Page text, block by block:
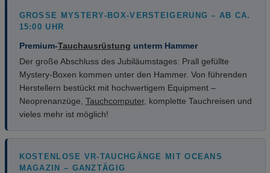
GROSSE MYSTERY-BOX-VERSTEIGERUNG – AB CA. 1
5:00 UHR
Premium-Tauchausrüstung unterm Hammer
Der große Abschluss des Jubiläumstages: Prall gefüllte
Mystery-Boxen kommen unter den Hammer. Von führenden
Herstellern bestückt mit hochwertigem Equipment –
Neoprenanzüge, Tauchcomputer, komplette Tauchreisen und
vieles mehr ist möglich!
KOSTENLOSE VR-TAUCHGÄNGE MIT OCEANS
MAGAZIN – GANZTÄGIG